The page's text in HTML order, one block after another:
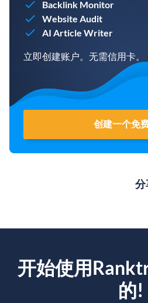
Backlink Monitor
Website Audit
AI Article Writer
立即创建账户。无需信用卡。
创建一个免
分
开始使用
的!